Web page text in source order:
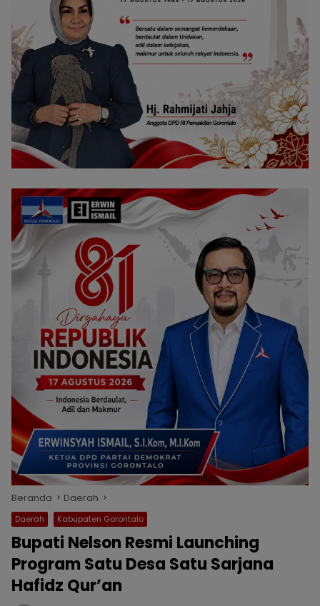
Beranda Daerah
Daerah Kabupaten Gorontalo
Bupati Nelson Resmi Launching
Program Satu Desa Satu Sarjana
Hafidz Qur’an